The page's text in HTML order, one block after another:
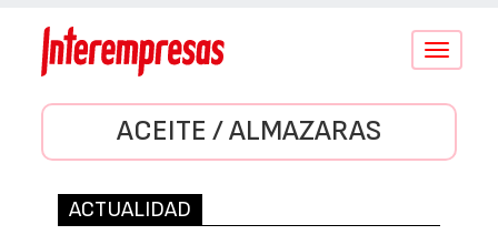
Conmutar
ACEITE / ALMAZARAS
ACTUALIDAD